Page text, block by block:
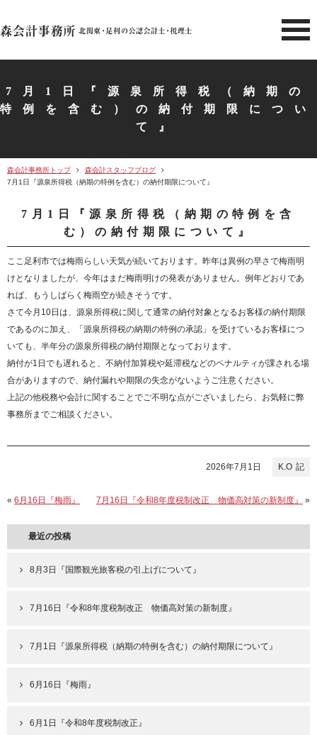
北関東 足利市の公認会計士・
7月1日『源泉所得税（納期の
特例を含む）の納付期限につい
て』
森会計事務所トップ
森会計スタッフブログ
7月1日『源泉所得税（納期の特例を含む）の納付期限について』
7月1日『源泉所得税（納期の特例を含
む）の納付期限について』
ここ足利市では梅雨らしい天気が続いております。昨年は異例の早さで梅雨明
けとなりましたが、今年はまだ梅雨明けの発表がありません。例年どおりであ
れば、もうしばらく梅雨空が続きそうです。
さて今月10日は、源泉所得税に関して通常の納付対象となるお客様の納付期限
であるのに加え、「源泉所得税の納期の特例の承認」を受けているお客様につ
いても、半年分の源泉所得税の納付期限となっております。
納付が1日でも遅れると、不納付加算税や延滞税などのペナルティが課される場
合がありますので、納付漏れや期限の失念がないようご注意ください。
上記の他税務や会計に関することでご不明な点がございましたら、お気軽に弊
事務所までご相談ください。
K.O
2026年7月1日
« 6月16日『梅雨』 7月16日『令和8年度税制改正 物価高対策の新制度』 »
最近の投稿
8月3日『国際観光旅客税の引上げについて』
7月16日『令和8年度税制改正 物価高対策の新制度』
7月1日『源泉所得税（納期の特例を含む）の納付期限について』
6月16日『梅雨』
6月1日『令和8年度税制改正』